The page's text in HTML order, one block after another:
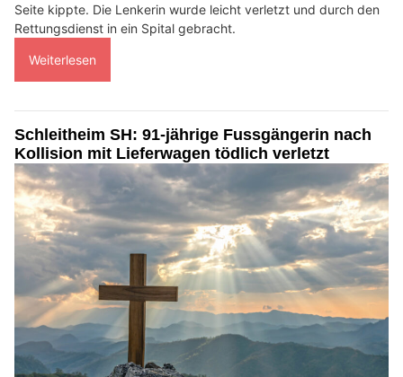
Seite kippte. Die Lenkerin wurde leicht verletzt und durch den
Rettungsdienst in ein Spital gebracht.
Weiterlesen
Schleitheim SH: 91-jährige Fussgängerin nach
Kollision mit Lieferwagen tödlich verletzt